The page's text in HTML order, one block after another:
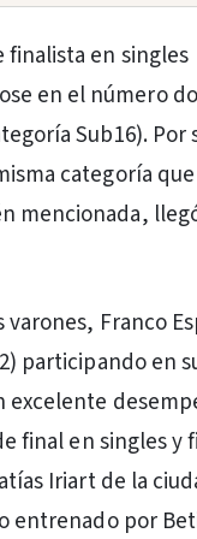
finalista en singles
en el número
Sub16). Por
categoría
mencionada,
varones, Franco
participando en
excelente
final en singles y
Iriart de la
entrenado por